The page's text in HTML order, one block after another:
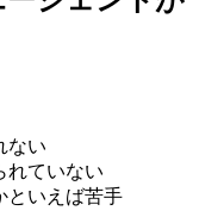
ない
れていない
といえば苦手